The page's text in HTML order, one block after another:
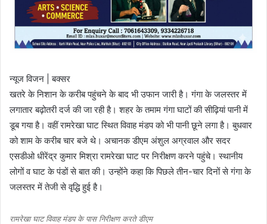
न्यूज विजन | बक्सर
खतरे के निशान के करीब पहुंचने के बाद भी उफान जारी है। गंगा के जलस्तर में
लगातार बढ़ोतरी दर्ज की जा रही है। शहर के तमाम गंगा घाटों की सीढ़ियां पानी में
डूब गया है। वहीं रामरेखा घाट स्थित विवाह मंडप को भी पानी छूने लगा है। बुधवार
को शाम के करीब चार बजे थे। अचानक डीएम अंशुल अग्रवाल और सदर
एसडीओ धीरेंद्र कुमार मिश्रा रामरेखा घाट पर निरीक्षण करने पहुंचे। स्थानीय
लोगों व घाट के पंडों से बात की। उन्होंने कहा कि पिछले तीन-चार दिनों से गंगा के
जलस्तर में तेजी से वृद्धि हुई है।
रामरेखा घाट विवाह मंडप के पास निरीक्षण करते डीएम